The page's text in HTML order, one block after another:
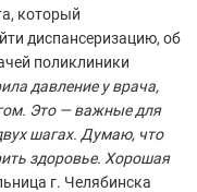
который
диспансеризацию, об
поликлиники
давление у врача,
Это — важные для
шагах. Думаю, что
здоровье. Хорошая
г. Челябинска